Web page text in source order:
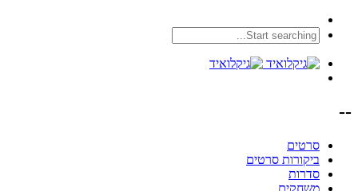
--
סרטים
ביקורות סרטים
סדרות
משחקים